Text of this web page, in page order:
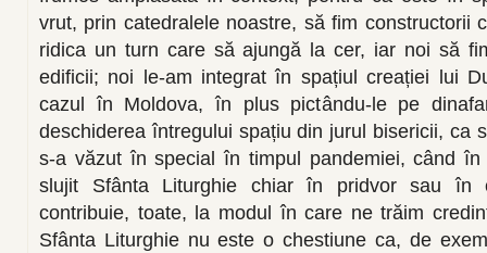
vrut, prin catedralele noastre, să fim constructorii
ridica un turn care să ajungă la cer, iar noi să
edificii; noi le-am integrat în spațiul creației lui
cazul în Moldova, în plus pictându-le pe
deschiderea întregului spațiu din jurul bisericii, ca
s-a văzut în special în timpul pandemiei, când
slujit Sfânta Liturghie chiar în pridvor sau în
contribuie, toate, la modul în care ne trăim
Sfânta Liturghie nu este o chestiune ca, de